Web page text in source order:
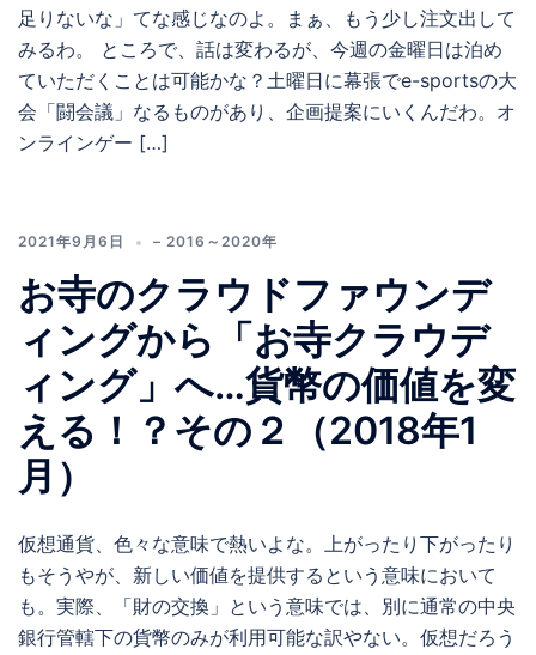
足りないな」てな感じなのよ。まぁ、もう少し注文出して
みるわ。 ところで、話は変わるが、今週の金曜日は泊め
ていただくことは可能かな？土曜日に幕張でe-sportsの大
会「闘会議」なるものがあり、企画提案にいくんだわ。オ
ンラインゲー […]
2021年9月6日 – 2016～2020年
お寺のクラウドファウンデ
ィングから「お寺クラウデ
ィング」へ…貨幣の価値を変
える！？その２（2018年1
月）
仮想通貨、色々な意味で熱いよな。上がったり下がったり
もそうやが、新しい価値を提供するという意味において
も。実際、「財の交換」という意味では、別に通常の中央
銀行管轄下の貨幣のみが利用可能な訳やない。仮想だろう